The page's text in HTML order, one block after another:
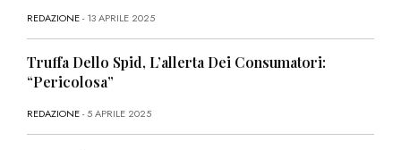
REDAZIONE- 13 APRILE 2025
Truffa Dello Spid, L’allerta Dei Consumatori:
“Pericolosa”
REDAZIONE- 5 APRILE 2025